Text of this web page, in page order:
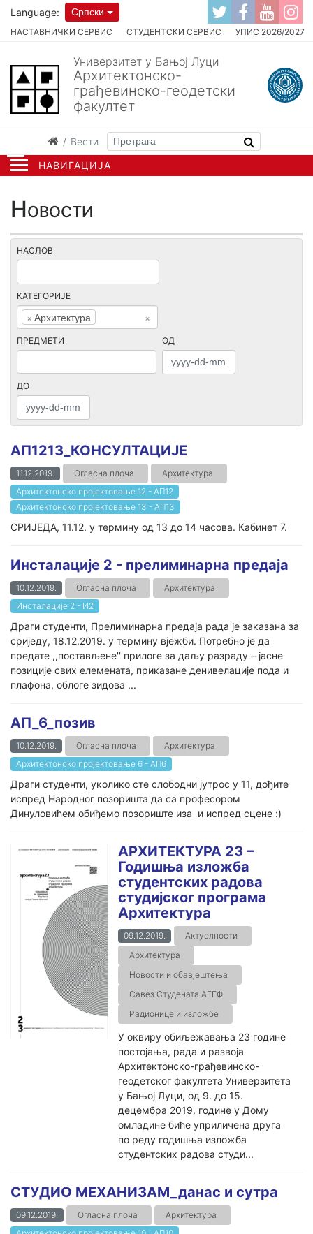
НАВИГАЦИЈА
НАСТАВНИЧКИ СЕРВИС СТУДЕНТСКИ СЕРВИС УПИС 2026/2027
Language: Српски
Универзитет у Бањој Луци
Архитектонско-
грађевинско-геодетски
факултет
Вести
Новости
НАСЛОВ
КАТЕГОРИЈЕ
×
× Архитектура
ПРЕДМЕТИ ОД
ДО
АП1213_КОНСУЛТАЦИЈЕ
11.12.2019. Огласна плоча
Архитектура
Архитектонско пројектовање 12 - АП12
Архитектонско пројектовање 13 - АП13
СРИЈЕДА, 11.12. у термину од 13 до 14 часова. Кабинет 7.
Инсталације 2 - прелиминарна предаја
10.12.2019. Огласна плоча
Архитектура
Инсталације 2 - И2
Драги студенти, Прелиминарна предаја рада је заказана за
сриједу, 18.12.2019. у термину вјежби. Потребно је да
предате ,,постављене'' прилоге за даљу разраду – јасне
позиције свих елемената, приказане денивелације пода и
плафона, облоге зидова ...
АП_6_позив
10.12.2019. Огласна плоча
Архитектура
Архитектонско пројектовање 6 - АП6
Драги студенти, уколико сте слободни јутрос у 11, дођите
испред Народног позоришта да са професором
Динуловићем обиђемо позориште иза и испред сцене :)
АРХИТЕКТУРА 23 –
Годишња изложба
студентских радова
студијског програма
Архитектура
09.12.2019.
Актуелности
Архитектура
Новости и обавјештења
Савез Студената АГГФ
Радионице и изложбе
У оквиру обиљежавања 23 године
постојања, рада и развоја
Архитектонско-грађевинско-
геодетског факултета Универзитета
у Бањој Луци, од 9. до 15.
децембра 2019. године у Дому
омладине биће уприличена друга
по реду годишња изложба
студентских радова студи...
СТУДИО МЕХАНИЗАМ_данас и сутра
09.12.2019. Огласна плоча
Архитектура